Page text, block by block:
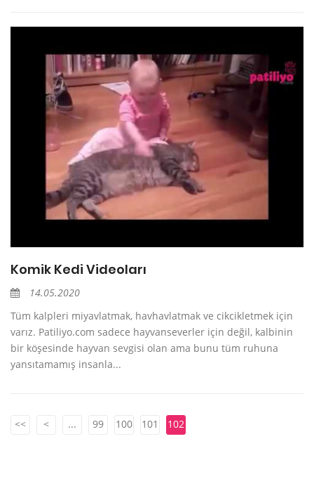
Komik Kedi Videoları
14.05.2020
Tüm kalpleri miyavlatmak, havhavlatmak ve cikcikletmek için
varız. Patiliyo.com sadece hayvanseverler için değil, kalbinin
bir köşesinde hayvan sevgisi olan ama bunu tüm ruhuna
yansıtamamış insanla...
<< < ... 99 100 101 102